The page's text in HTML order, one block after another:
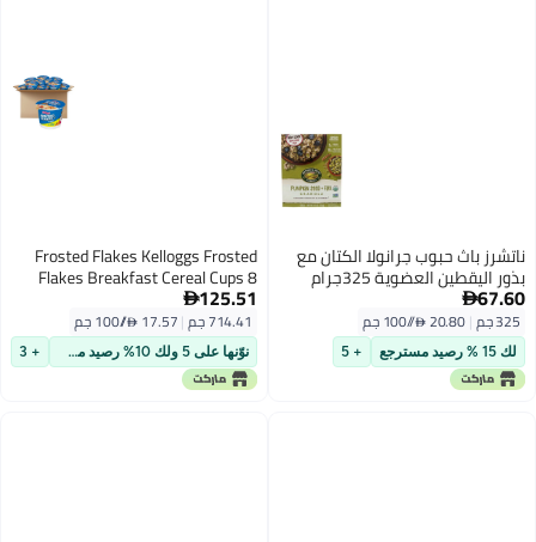
ناتشرز باث حبوب جرانولا الكتان مع
بذور اليقطين العضوية 325جرام
67.60
325 جم |
لك 15 % رصيد مسترجع + 5
Frosted Flakes Kelloggs Frosted
Flakes Breakfast Cereal Cups 8
Vitamins and Minerals Kids
Snacks Original 252oz Case 12
Cups
125.51
714.41 جم |
نوّنها على 5 ولك 10% رصيد مسترجع + 3